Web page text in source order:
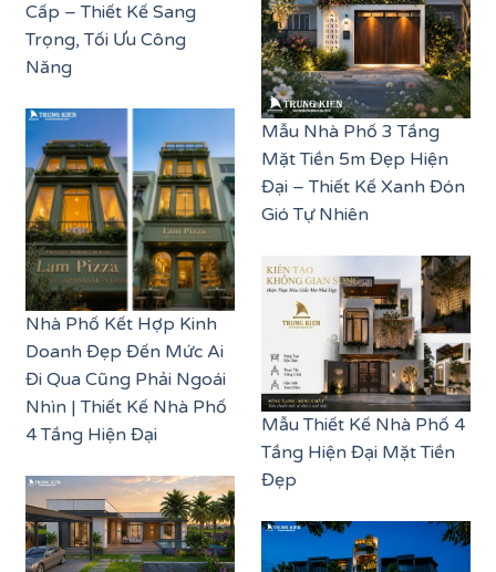
Cấp – Thiết Kế Sang
Trọng, Tối Ưu Công
Năng
Nhà Phố Kết Hợp Kinh
Doanh Đẹp Đến Mức Ai
Đi Qua Cũng Phải Ngoái
Nhìn | Thiết Kế Nhà Phố
4 Tầng Hiện Đại
Mẫu Nhà Phố 3 Tầng
Mặt Tiền 5m Đẹp Hiện
Đại – Thiết Kế Xanh Đón
Gió Tự Nhiên
Mẫu Thiết Kế Nhà Phố 4
Tầng Hiện Đại Mặt Tiền
Đẹp